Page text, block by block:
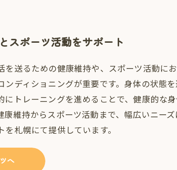
スポーツ活動をサポート
を送るための健康維持や、スポーツ活動に
ンディショニングが重要です。身体の状態
にトレーニングを進めることで、健康的な
康維持からスポーツ活動まで、幅広いニー
を札幌にて提供しています。
へ